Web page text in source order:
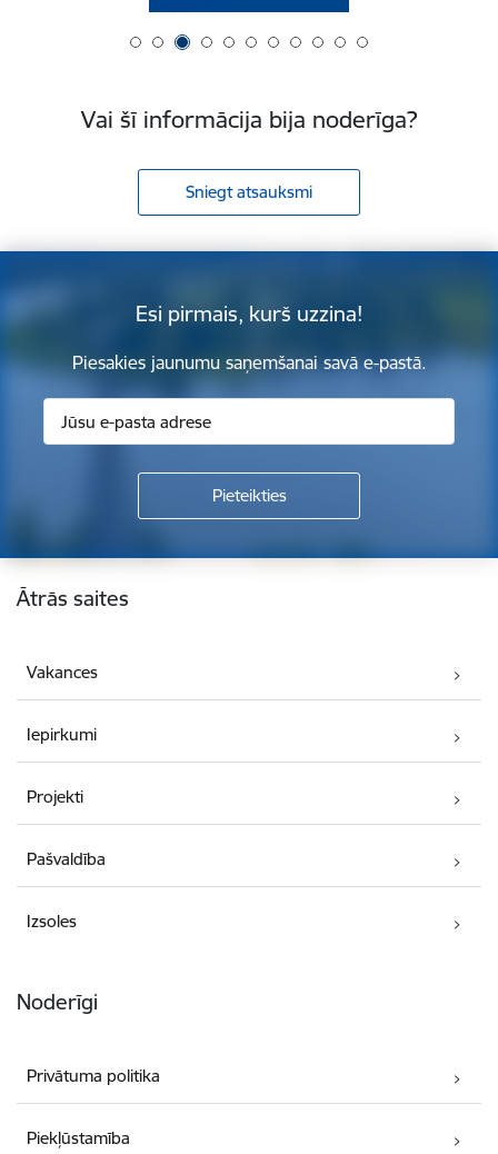
Vai šī informācija bija noderīga?
Sniegt atsauksmi
Esi pirmais, kurš uzzina!
Piesakies jaunumu saņemšanai savā e-pastā.
Kājene
Ātrās saites
Vakances
Iepirkumi
Projekti
Pašvaldība
Izsoles
Noderīgi
Privātuma politika
Piekļūstamība